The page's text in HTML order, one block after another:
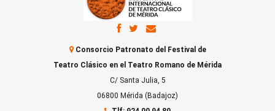
Consorcio Patronato del Festival de
Teatro Clásico en el Teatro Romano de Mérida
C/ Santa Julia, 5
06800 Mérida (Badajoz)